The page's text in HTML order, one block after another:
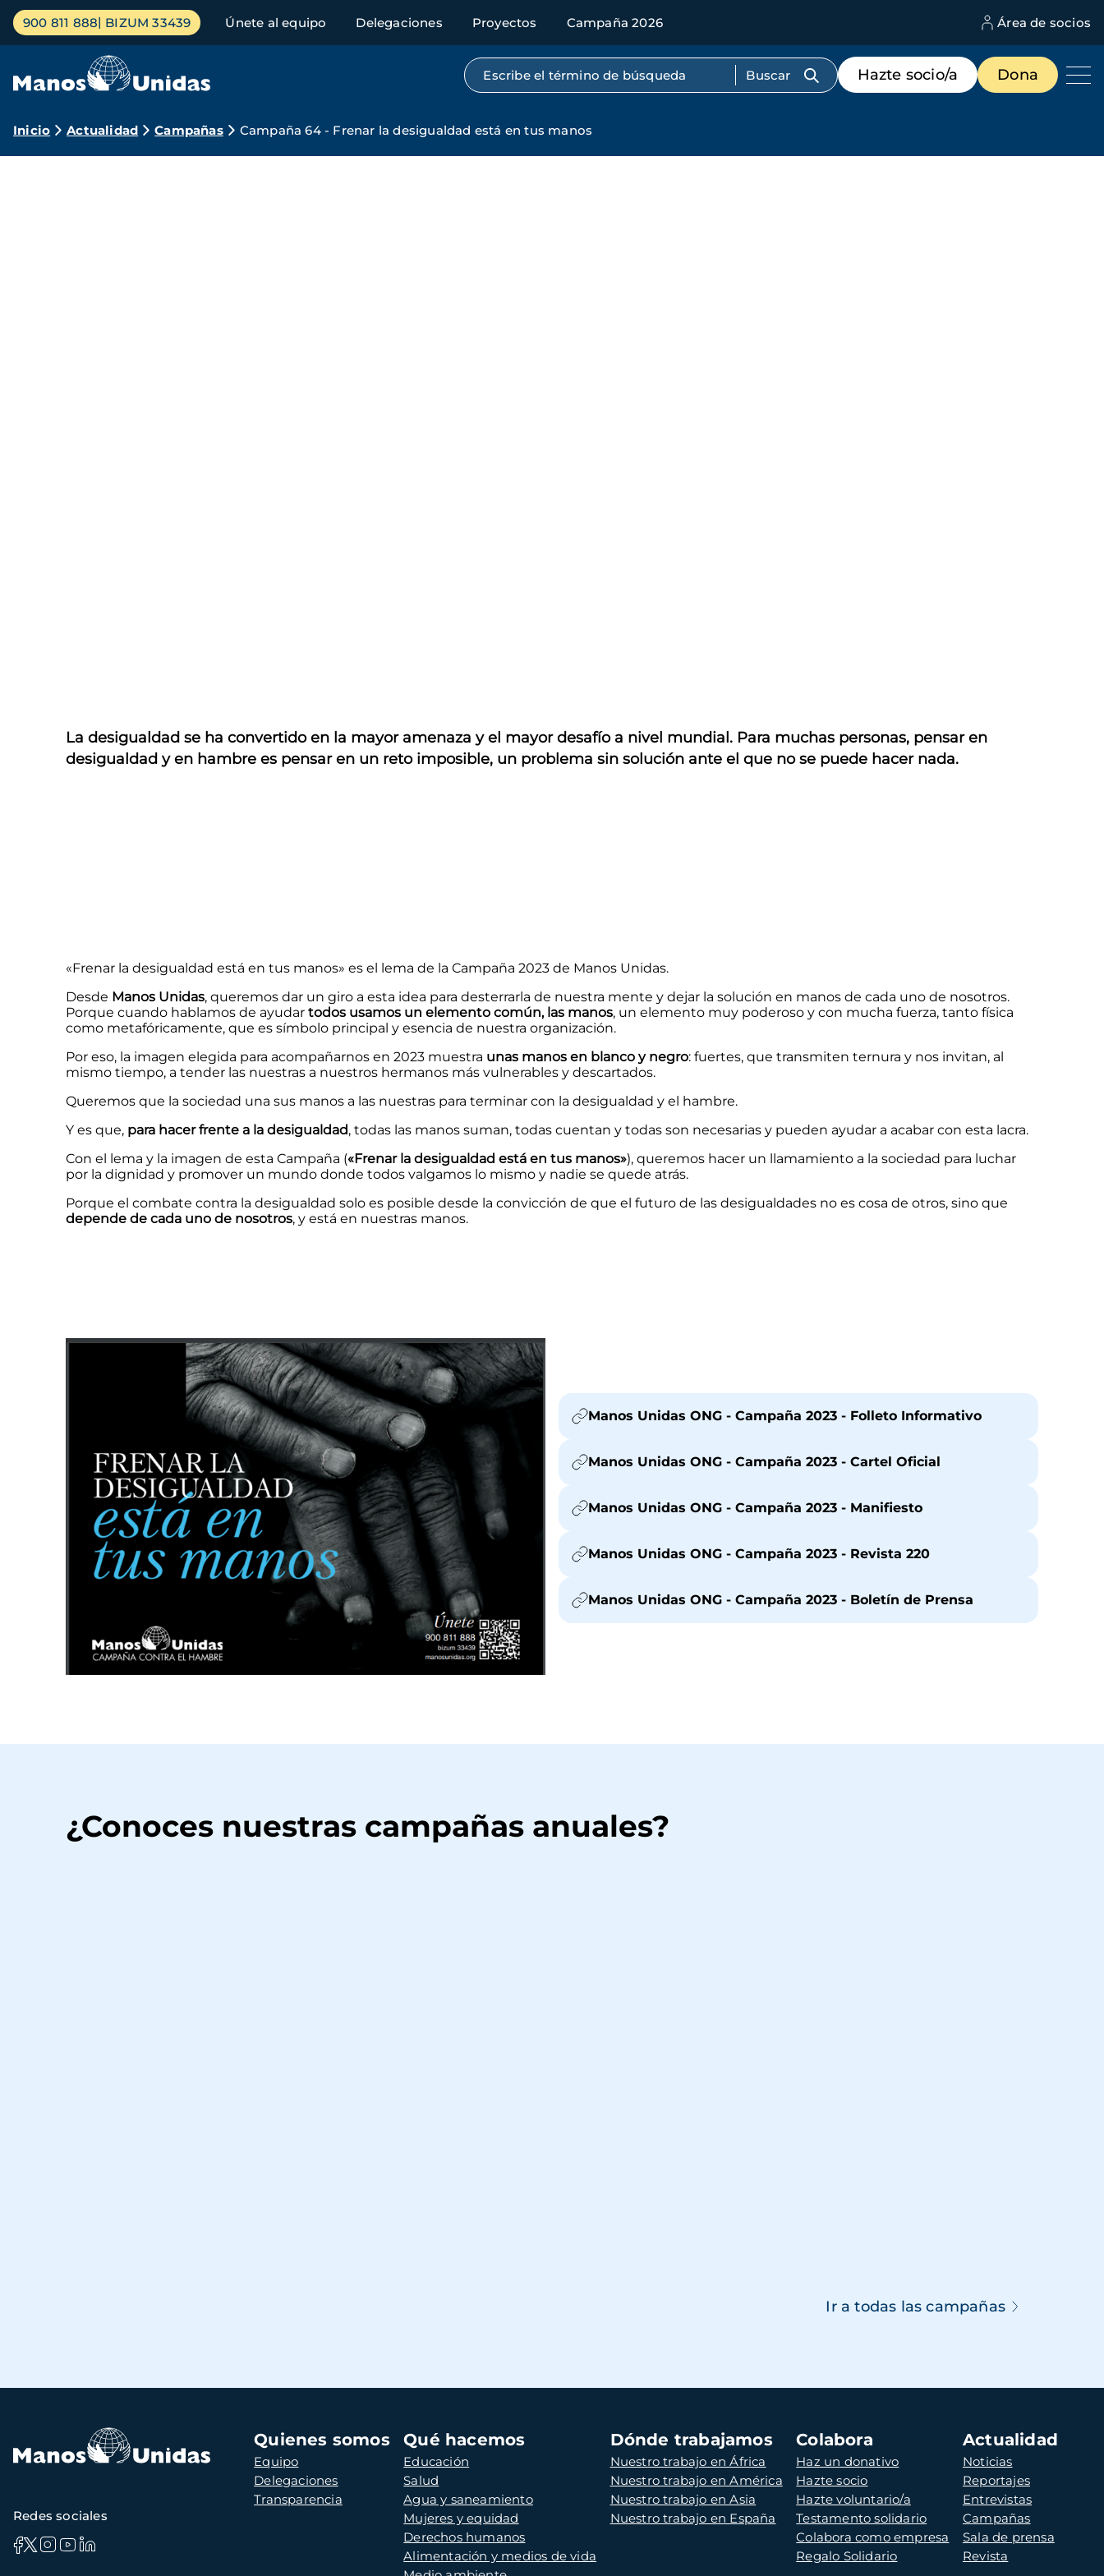
Pasar
contenido
Menú
principal
900 811 888 BIZUM 33439 Únete al equipo Delegaciones Proyectos Campaña 2026 Área de socios
Búsqueda por texto completo
Menú
de
destacados
Hazte socio/a Dona
Ruta
Inicio Actualidad Campañas Campaña 64 - Frenar la desigualdad está en tus manos
La desigualdad se ha convertido en la mayor amenaza y el mayor desafío a nivel mundial. Para muchas personas, pensar en
desigualdad y en hambre es pensar en un reto imposible, un problema sin solución ante el que no se puede hacer nada.
«Frenar la desigualdad está en tus manos» es el lema de la Campaña 2023 de Manos Unidas.
Desde Manos Unidas, queremos dar un giro a esta idea para desterrarla de nuestra mente y dejar la solución en manos de cada uno de nosotros.
Porque cuando hablamos de ayudar todos usamos un elemento común, las manos, un elemento muy poderoso y con mucha fuerza, tanto física
como metafóricamente, que es símbolo principal y esencia de nuestra organización.
Por eso, la imagen elegida para acompañarnos en 2023 muestra unas manos en blanco y negro: fuertes, que transmiten ternura y nos invitan, al
mismo tiempo, a tender las nuestras a nuestros hermanos más vulnerables y descartados.
Queremos que la sociedad una sus manos a las nuestras para terminar con la desigualdad y el hambre.
Y es que, para hacer frente a la desigualdad, todas las manos suman, todas cuentan y todas son necesarias y pueden ayudar a acabar con esta lacra.
Con el lema y la imagen de esta Campaña («Frenar la desigualdad está en tus manos»), queremos hacer un llamamiento a la sociedad para luchar
por la dignidad y promover un mundo donde todos valgamos lo mismo y nadie se quede atrás.
Porque el combate contra la desigualdad solo es posible desde la convicción de que el futuro de las desigualdades no es cosa de otros, sino que
depende de cada uno de nosotros, y está en nuestras manos.
Manos Unidas ONG - Campaña 2023 - Folleto Informativo
Manos Unidas ONG - Campaña 2023 - Cartel Oficial
Manos Unidas ONG - Campaña 2023 - Manifiesto
Manos Unidas ONG - Campaña 2023 - Revista 220
Manos Unidas ONG - Campaña 2023 - Boletín de Prensa
¿Conoces nuestras campañas anuales?
Ir a todas las campañas
Navegación
principal
Quienes somos
Equipo
Delegaciones
Transparencia
Qué hacemos
Educación
Salud
Agua y saneamiento
Mujeres y equidad
Derechos humanos
Alimentación y medios de vida
Dónde trabajamos
Nuestro trabajo en África
Nuestro trabajo en América
Nuestro trabajo en Asia
Nuestro trabajo en España
Colabora
Haz un donativo
Hazte socio
Hazte voluntario/a
Testamento solidario
Colabora como empresa
Regalo Solidario
Actualidad
Noticias
Reportajes
Entrevistas
Campañas
Sala de prensa
Revista
Redes sociales